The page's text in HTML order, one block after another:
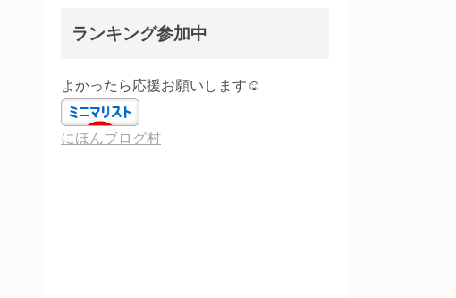
ランキング参加中
よかったら応援お願いします☺️
にほんブログ村